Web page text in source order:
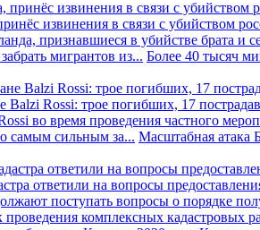
извинения в связи с убийством
признавшиеся в убийстве брата и
мигрантов из... Более 40 тысяч
Balzi Rossi: трое погибших, 17
во время проведения частного
самым сильным за... Масштабная атака
ответили на вопросы
поступать вопросы о порядке
комплексных кадастровых